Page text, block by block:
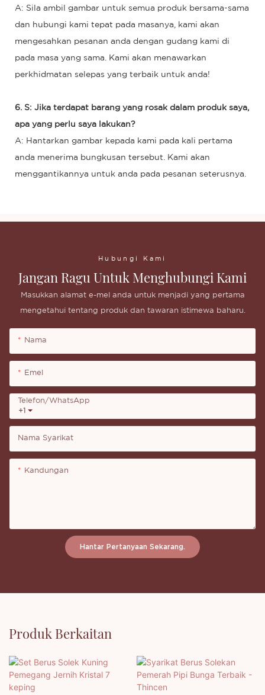
A: Sila ambil gambar untuk semua produk bersama-sama
dan hubungi kami tepat pada masanya, kami akan
mengesahkan pesanan anda dengan gudang kami di
pada masa yang sama. Kami akan menawarkan
perkhidmatan selepas yang terbaik untuk anda!
6. S: Jika terdapat barang yang rosak dalam produk saya,
apa yang perlu saya lakukan?
A: Hantarkan gambar kepada kami pada kali pertama
anda menerima bungkusan tersebut. Kami akan
menggantikannya untuk anda pada pesanan seterusnya.
Hubungi Kami
Jangan Ragu Untuk Menghubungi Kami
Masukkan alamat e-mel anda untuk menjadi yang pertama
mengetahui tentang produk dan tawaran istimewa baharu.
Nama
Emel
+1
Telefon/whatsApp
Nama Syarikat
Kandungan
Hantar Pertanyaan Sekarang.
Produk Berkaitan